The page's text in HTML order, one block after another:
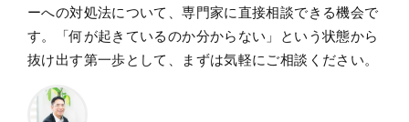
ーへの対処法について、専門家に直接相談できる機会で
す。「何が起きているのか分からない」という状態から
抜け出す第一歩として、まずは気軽にご相談ください。